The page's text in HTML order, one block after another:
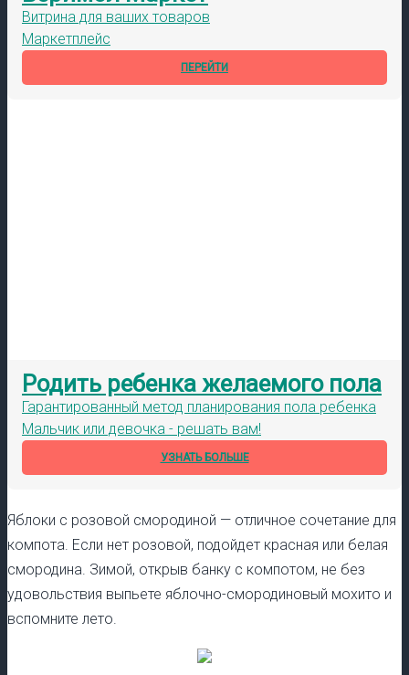
Витрина для ваших товаров
Маркетплейс
ПЕРЕЙТИ
Родить ребенка желаемого пола
Гарантированный метод планирования пола ребенка
Мальчик или девочка - решать вам!
УЗНАТЬ БОЛЬШЕ
Яблоки с розовой смородиной — отличное сочетание для
компота. Если нет розовой, подойдет красная или белая
смородина. Зимой, открыв банку с компотом, не без
удовольствия выпьете яблочно-смородиновый мохито и
вспомните лето.